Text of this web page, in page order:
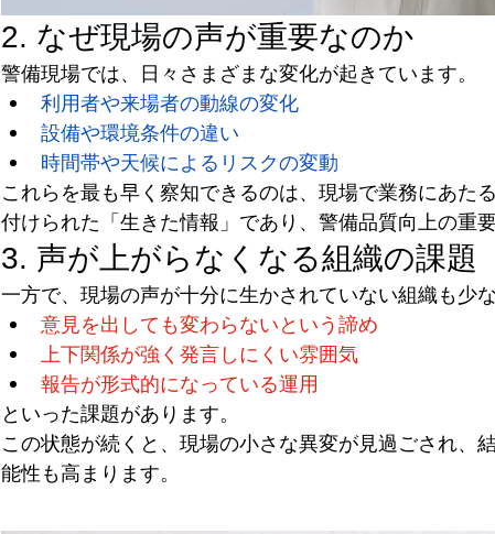
2. なぜ現場の声が重要なのか
警備現場では、日々さまざまな変化が起きています。
利用者や来場者の動線の変化
設備や環境条件の違い
時間帯や天候によるリスクの変動
これらを最も早く察知できるのは、現場で業務にあた
付けられた「生きた情報」であり、警備品質向上の重
3. 声が上がらなくなる組織の課題
一方で、現場の声が十分に生かされていない組織も少
意見を出しても変わらないという諦め
上下関係が強く発言しにくい雰囲気
報告が形式的になっている運用
といった課題があります。
この状態が続くと、現場の小さな異変が見過ごされ、
能性も高まります。